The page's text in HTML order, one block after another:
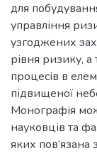
для
управління
узгоджених
рівня ризику, а
процесів в
підвищеної
Монографія
науковців та
яких